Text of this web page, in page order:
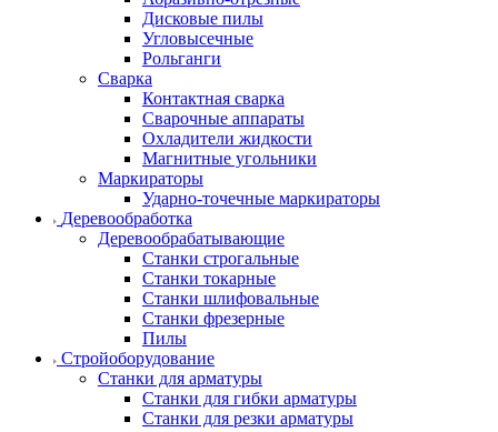
Дисковые пилы
Угловысечные
Рольганги
Сварка
Контактная сварка
Сварочные аппараты
Охладители жидкости
Магнитные угольники
Маркираторы
Ударно-точечные маркираторы
Деревообработка
Деревообрабатывающие
Станки строгальные
Станки токарные
Станки шлифовальные
Станки фрезерные
Пилы
Стройоборудование
Станки для арматуры
Станки для гибки арматуры
Станки для резки арматуры